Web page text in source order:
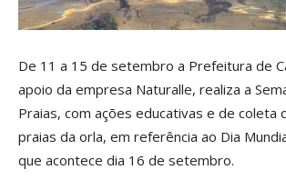
De 11 a 15 de setembro a Prefeitura de
apoio da empresa Naturalle, realiza a
Praias, com ações educativas e de coleta
praias da orla, em referência ao Dia
que acontece dia 16 de setembro.